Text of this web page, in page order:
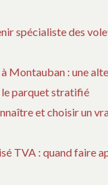
spécialiste des
Montauban : une
le parquet stratifié
et choisir un
TVA : quand faire